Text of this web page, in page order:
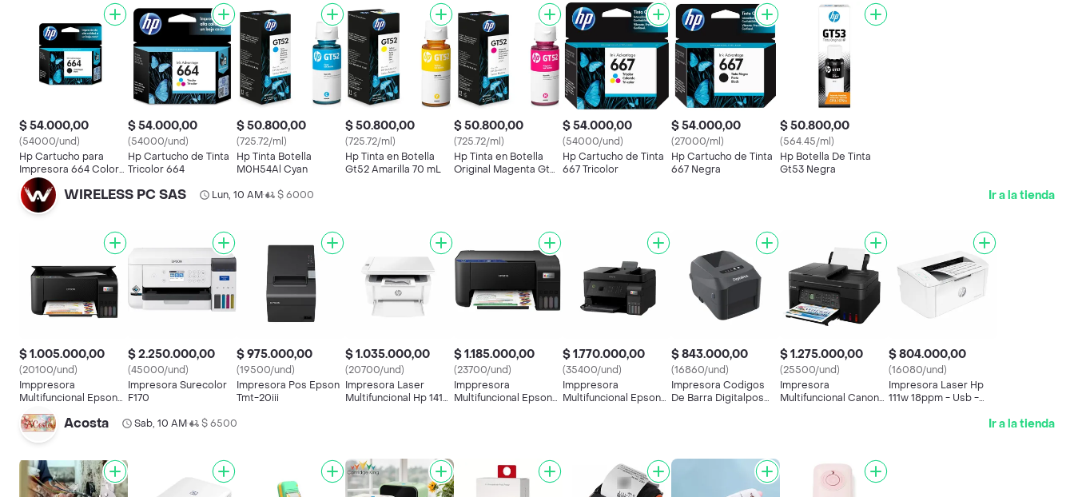
$ 54.000,00
(54000/und)
Hp Cartucho para
Impresora 664 Color
Negro
$ 54.000,00
(54000/und)
Hp Cartucho de Tinta
Tricolor 664
$ 50.800,00
(725.72/ml)
Hp Tinta Botella
M0H54Al Cyan
$ 50.800,00
(725.72/ml)
Hp Tinta en Botella
Gt52 Amarilla 70 mL
$ 50.800,00
(725.72/ml)
Hp Tinta en Botella
Original Magenta Gt52
$ 54.000,00
(54000/und)
Hp Cartucho de Tinta
667 Tricolor
$ 54.000,00
(27000/ml)
Hp Cartucho de Tinta
667 Negra
$ 50.800,00
(564.45/ml)
Hp Botella De Tinta
Gt53 Negra
WIRELESS PC SAS Lun, 10 AM• $ 6000 Ir a la tienda
$ 1.005.000,00
(20100/und)
Imppresora
Multifuncional Epson
$ 2.250.000,00
(45000/und)
Impresora Surecolor
F170
$ 975.000,00
(19500/und)
Impresora Pos Epson
Tmt-20iii
$ 1.035.000,00
(20700/und)
Impresora Laser
Multifuncional Hp 141w
$ 1.185.000,00
(23700/und)
Imppresora
Multifuncional Epson
$ 1.770.000,00
(35400/und)
Imppresora
Multifuncional Epson
$ 843.000,00
(16860/und)
Impresora Codigos
De Barra Digitalpos
$ 1.275.000,00
(25500/und)
Impresora
Multifuncional Canon
$ 804.000,00
(16080/und)
Impresora Laser Hp
111w 18ppm - Usb -
Acosta Sab, 10 AM• $ 6500 Ir a la tienda